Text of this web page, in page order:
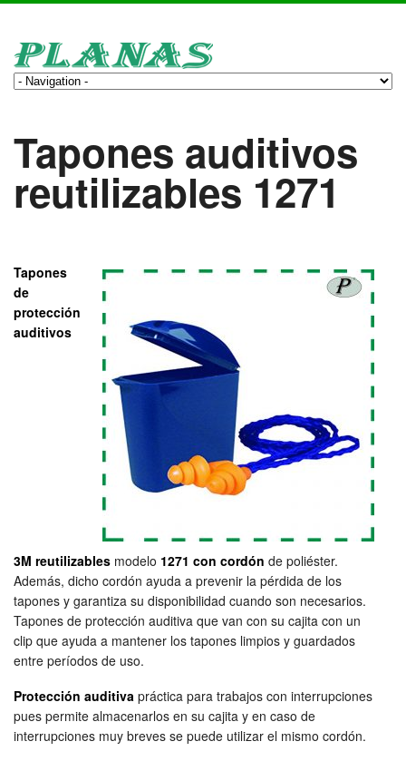
Tapones auditivos
reutilizables 1271
Tapones
de
protección
auditivos
3M reutilizables modelo 1271 con cordón de poliéster.
Además, dicho cordón ayuda a prevenir la pérdida de los
tapones y garantiza su disponibilidad cuando son necesarios.
Tapones de protección auditiva que van con su cajita con un
clip que ayuda a mantener los tapones limpios y guardados
entre períodos de uso.
Protección auditiva práctica para trabajos con interrupciones
pues permite almacenarlos en su cajita y en caso de
interrupciones muy breves se puede utilizar el mismo cordón.